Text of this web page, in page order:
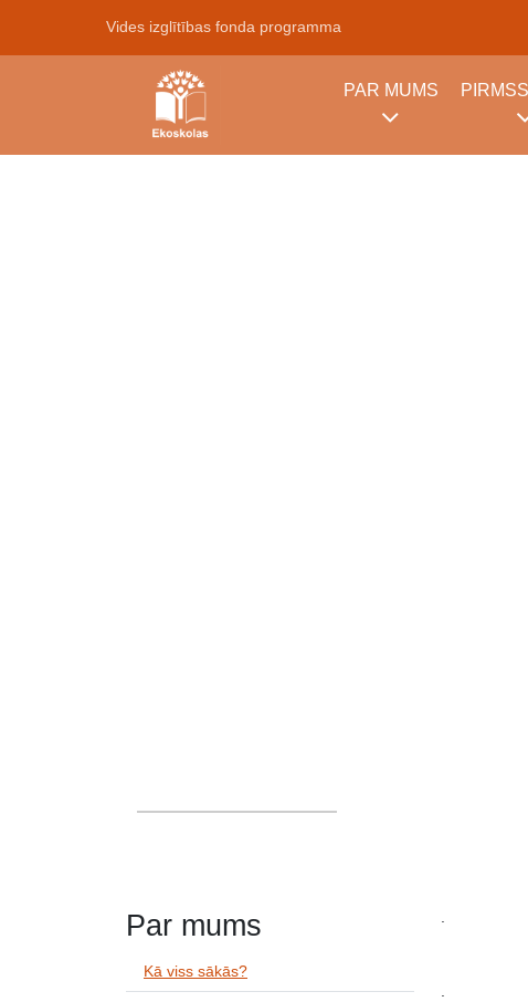
Vides izglītības fonda programma
PAR MUMS
Par mums
Kā viss sākās?
.
.